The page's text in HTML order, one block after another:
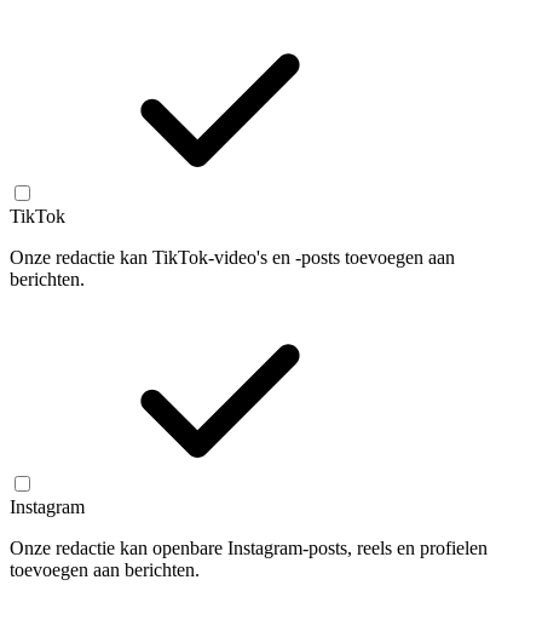
TikTok
Onze redactie kan TikTok-video's en -posts toevoegen aan
berichten.
Instagram
Onze redactie kan openbare Instagram-posts, reels en profielen
toevoegen aan berichten.